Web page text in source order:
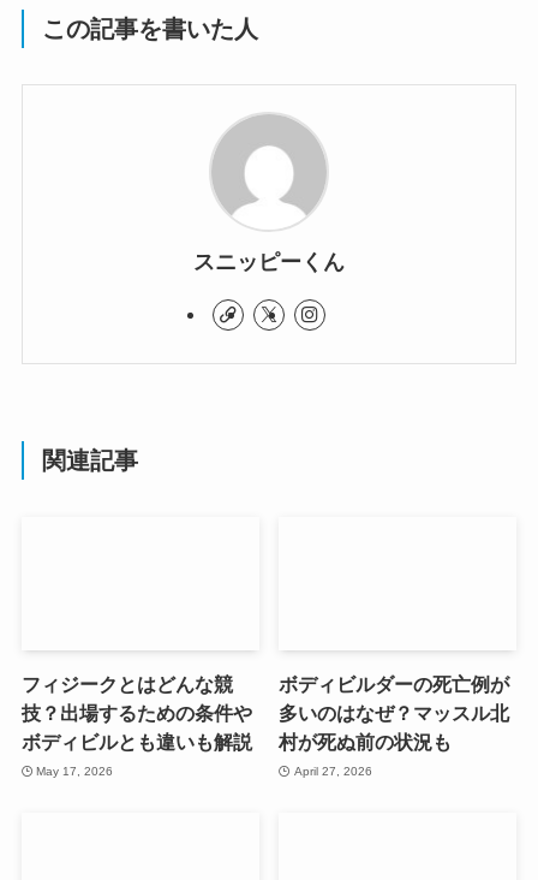
この記事を書いた人
スニッピーくん
関連記事
フィジークとはどんな競
技？出場するための条件や
ボディビルとも違いも解説
May 17, 2026
ボディビルダーの死亡例が
多いのはなぜ？マッスル北
村が死ぬ前の状況も
April 27, 2026